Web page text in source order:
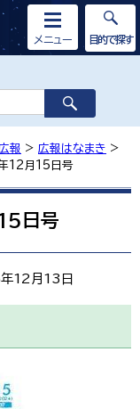
メニュー 目的で探す
報 > 広報はなまき >
12月15日号
日号
12月13日